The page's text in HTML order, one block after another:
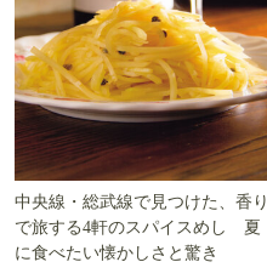
中央線・総武線で見つけた、香り
で旅する4軒のスパイスめし 夏
に食べたい懐かしさと驚き